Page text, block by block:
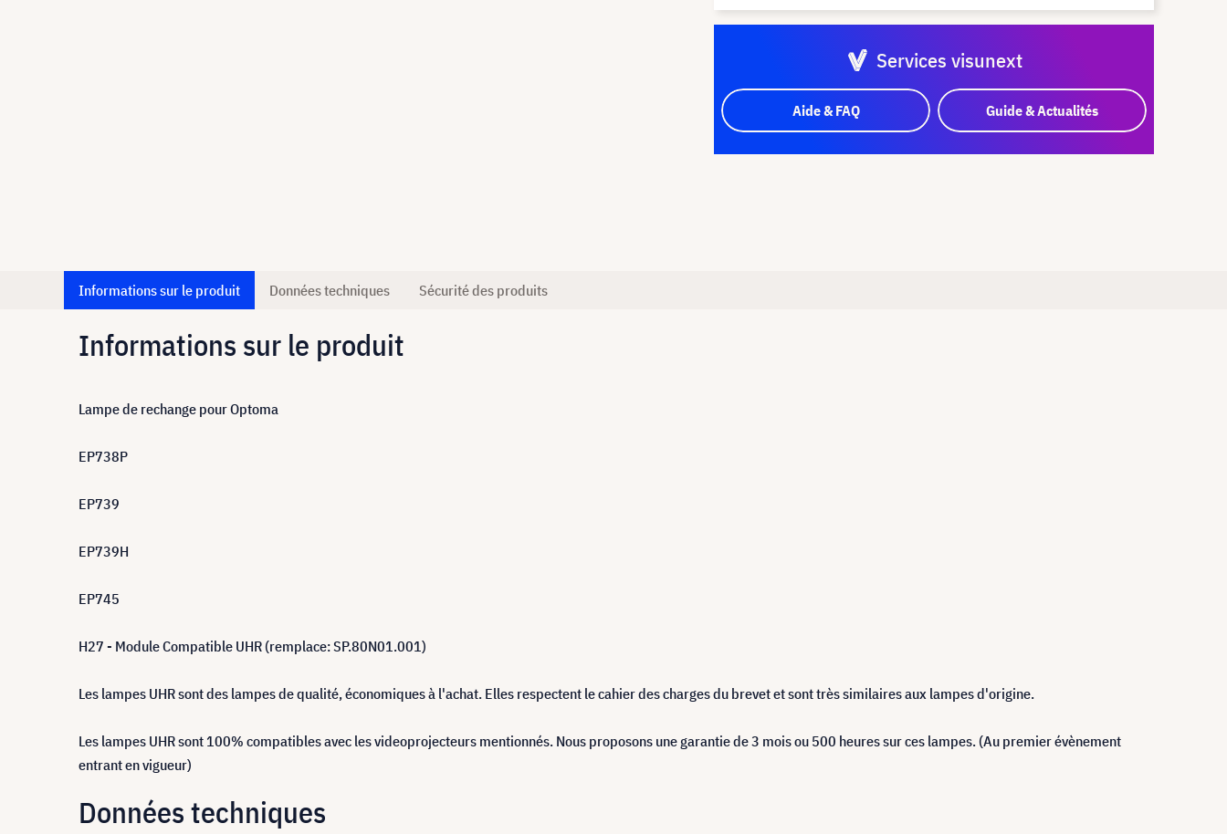
Services visunext
Aide & FAQ Guide & Actualités
Informations sur le produit Données techniques Sécurité des produits
Informations sur le produit
Lampe de rechange pour Optoma
EP738P
EP739
EP739H
EP745
H27 - Module Compatible UHR (remplace: SP.80N01.001)
Les lampes UHR sont des lampes de qualité, économiques à l'achat. Elles respectent le cahier des charges du brevet et sont très similaires aux lampes d'origine.
Les lampes UHR sont 100% compatibles avec les videoprojecteurs mentionnés. Nous proposons une garantie de 3 mois ou 500 heures sur ces lampes. (Au premier évènement
entrant en vigueur)
Données techniques